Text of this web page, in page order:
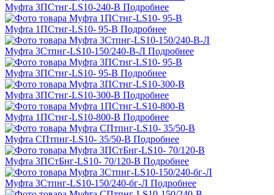
Муфта 3ПСтнг-LS10-240-В Подробнее
Муфта 1ПСтнг-LS10- 95-В Подробнее
Муфта 3Стпнг-LS10-150/240-В-Л Подробнее
Муфта 3ПСтнг-LS10- 95-В Подробнее
Муфта 3ПСтнг-LS10-300-В Подробнее
Муфта 1ПСтнг-LS10-800-В Подробнее
Муфта СПтпнг-LS10- 35/50-В Подробнее
Муфта 3ПСтБнг-LS10- 70/120-В Подробнее
Муфта 3Стпнг-LS10-150/240-бг-Л Подробнее